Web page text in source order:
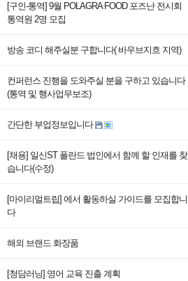
[구인-통역] 9월 POLAGRA FOOD 포즈난 전시회
통역원 2명 모집
방송 코디 해주실분 구합니다( 바우브지흐 지역)
컨퍼런스 진행을 도와주실 분을 구하고 있습니다
(통역 및 행사업무보조)
간단한 부업정보입니다
[채용] 일신ST 폴란드 법인에서 함께 할 인재를 찾
습니다(수정)
[마이리얼트립] 에서 활동하실 가이드를 모집합니
다
해외 브랜드 화장품
[청담러닝] 영어 교육 진출 계획